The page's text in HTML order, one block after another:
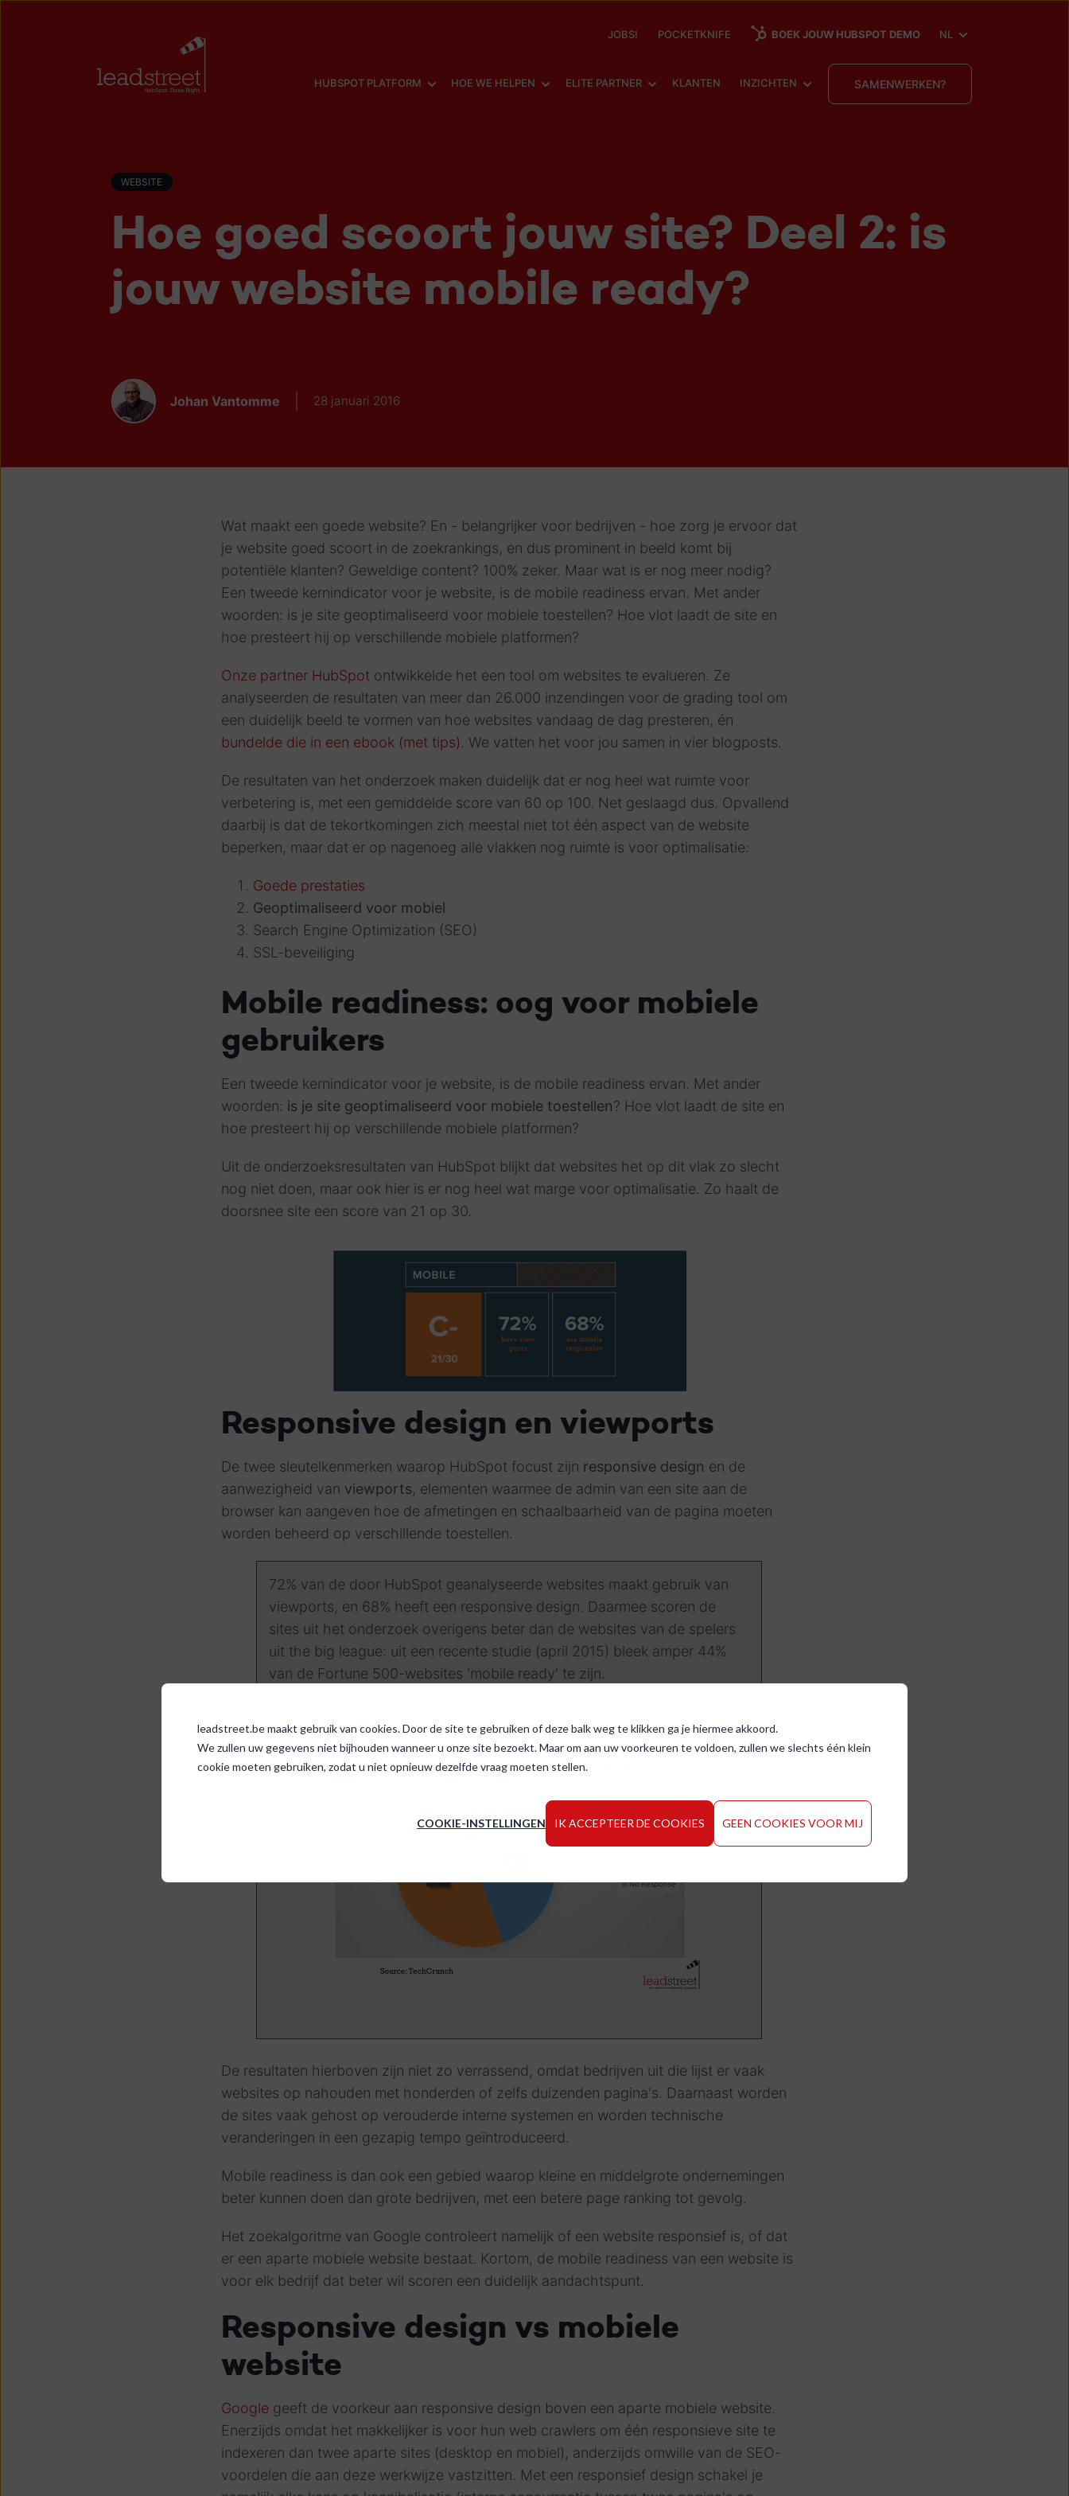
leadstreet.be maakt gebruik van cookies. Door de site te gebruiken of deze balk weg te klikken ga je hiermee akkoord.
We zullen uw gegevens niet bijhouden wanneer u onze site bezoekt. Maar om aan uw voorkeuren te voldoen, zullen we slechts één klein
cookie moeten gebruiken, zodat u niet opnieuw dezelfde vraag moeten stellen.
COOKIE-INSTELLINGEN IK ACCEPTEER DE COOKIES GEEN COOKIES VOOR MIJ
JOBS! POCKETKNIFE BOEK JOUW HUBSPOT DEMO NL SHOW SUBMENU
HUBSPOT PLATFORM SHOW SUBMENU FOR
HOE WE HELPEN SHOW SUBMENU FOR
ELITE PARTNER SHOW SUBMENU FOR
KLANTEN INZICHTEN SHOW SUBMENU FOR
SAMENWERKEN?
WEBSITE
Hoe goed scoort jouw site? Deel 2: is
jouw website mobile ready?
Johan Vantomme 28 januari 2016
Wat maakt een goede website? En - belangrijker voor bedrijven - hoe zorg je ervoor dat
je website goed scoort in de zoekrankings, en dus prominent in beeld komt bij
potentiële klanten? Geweldige content? 100% zeker. Maar wat is er nog meer nodig?
Een tweede kernindicator voor je website, is de mobile readiness ervan. Met ander
woorden: is je site geoptimaliseerd voor mobiele toestellen? Hoe vlot laadt de site en
hoe presteert hij op verschillende mobiele platformen?
Onze partner HubSpot ontwikkelde het een tool om websites te evalueren. Ze
analyseerden de resultaten van meer dan 26.000 inzendingen voor de grading tool om
een duidelijk beeld te vormen van hoe websites vandaag de dag presteren, én
bundelde die in een ebook (met tips). We vatten het voor jou samen in vier blogposts.
De resultaten van het onderzoek maken duidelijk dat er nog heel wat ruimte voor
verbetering is, met een gemiddelde score van 60 op 100. Net geslaagd dus. Opvallend
daarbij is dat de tekortkomingen zich meestal niet tot één aspect van de website
beperken, maar dat er op nagenoeg alle vlakken nog ruimte is voor optimalisatie:
Goede prestaties
Geoptimaliseerd voor mobiel
Search Engine Optimization (SEO)
SSL-beveiliging
Mobile readiness: oog voor mobiele
gebruikers
Een tweede kernindicator voor je website, is de mobile readiness ervan. Met ander
woorden: is je site geoptimaliseerd voor mobiele toestellen? Hoe vlot laadt de site en
hoe presteert hij op verschillende mobiele platformen?
Uit de onderzoeksresultaten van HubSpot blijkt dat websites het op dit vlak zo slecht
nog niet doen, maar ook hier is er nog heel wat marge voor optimalisatie. Zo haalt de
doorsnee site een score van 21 op 30.
Responsive design en viewports
De twee sleutelkenmerken waarop HubSpot focust zijn responsive design en de
aanwezigheid van viewports, elementen waarmee de admin van een site aan de
browser kan aangeven hoe de afmetingen en schaalbaarheid van de pagina moeten
worden beheerd op verschillende toestellen.
72% van de door HubSpot geanalyseerde websites maakt gebruik van
viewports, en 68% heeft een responsive design. Daarmee scoren de
sites uit het onderzoek overigens beter dan de websites van de spelers
uit the big league: uit een recente studie (april 2015) bleek amper 44%
van de Fortune 500-websites 'mobile ready' te zijn.
De resultaten hierboven zijn niet zo verrassend, omdat bedrijven uit die lijst er vaak
websites op nahouden met honderden of zelfs duizenden pagina's. Daarnaast worden
de sites vaak gehost op verouderde interne systemen en worden technische
veranderingen in een gezapig tempo geïntroduceerd.
Mobile readiness is dan ook een gebied waarop kleine en middelgrote ondernemingen
beter kunnen doen dan grote bedrijven, met een betere page ranking tot gevolg.
Het zoekalgoritme van Google controleert namelijk of een website responsief is, of dat
er een aparte mobiele website bestaat. Kortom, de mobile readiness van een website is
voor elk bedrijf dat beter wil scoren een duidelijk aandachtspunt.
Responsive design vs mobiele
website
Google geeft de voorkeur aan responsive design boven een aparte mobiele website.
Enerzijds omdat het makkelijker is voor hun web crawlers om één responsieve site te
indexeren dan twee aparte sites (desktop en mobiel), anderzijds omwille van de SEO-
voordelen die aan deze werkwijze vastzitten. Met een responsief design schakel je